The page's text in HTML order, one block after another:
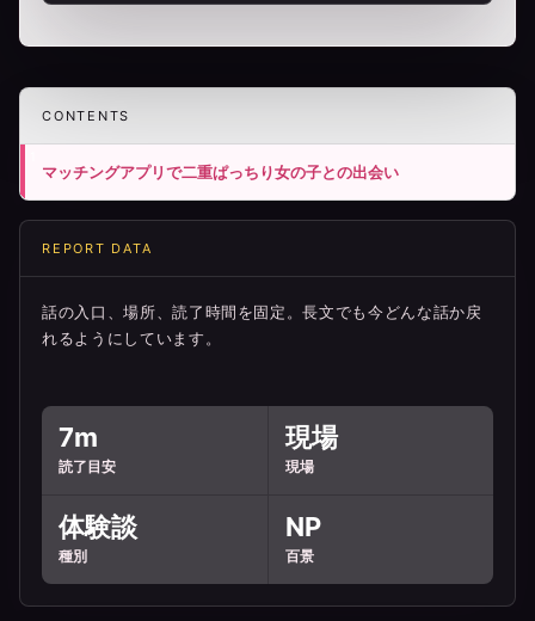
CONTENTS
マッチングアプリで二重ぱっちり女の子との出会い
REPORT DATA
話の入口、場所、読了時間を固定。長文でも今どんな話か戻
れるようにしています。
7m
読了目安
現場
現場
体験談
種別
NP
百景